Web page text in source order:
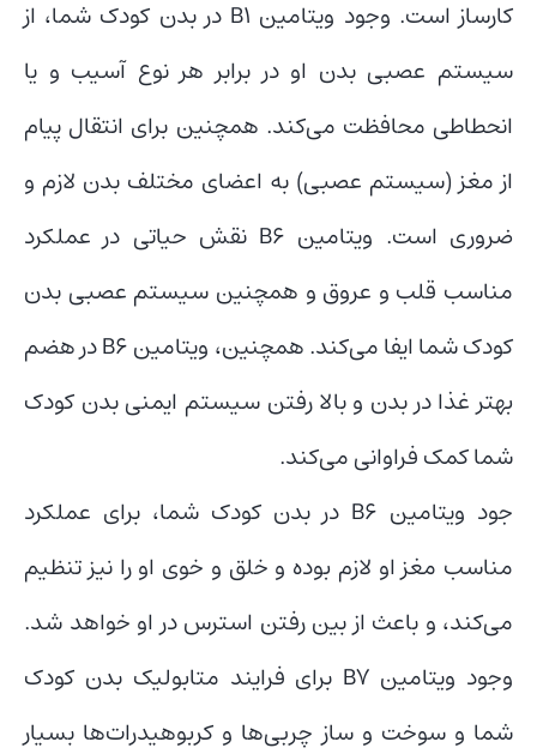
کارساز است. وجود ویتامین B۱ در بدن کودک شما، از
سیستم عصبی بدن او در برابر هر نوع آسیب و یا
انحطاطی محافظت می‌کند. همچنین برای انتقال پیام
از مغز (سیستم عصبی) به اعضای مختلف بدن لازم و
ضروری است. ویتامین B۶ نقش حیاتی در عملکرد
مناسب قلب و عروق و همچنین سیستم عصبی بدن
کودک شما ایفا می‌کند. همچنین، ویتامین B۶ در هضم
بهتر غذا در بدن و بالا رفتن سیستم ایمنی بدن کودک
شما کمک فراوانی می‌کند.
جود ویتامین B۶ در بدن کودک شما، برای عملکرد
مناسب مغز او لازم بوده و خلق و خوی او را نیز تنظیم
می‌کند، و باعث از بین رفتن استرس در او خواهد شد.
وجود ویتامین B۷ برای فرایند متابولیک بدن کودک
شما و سوخت و ساز چربی‌ها و کربوهیدرات‌ها بسیار